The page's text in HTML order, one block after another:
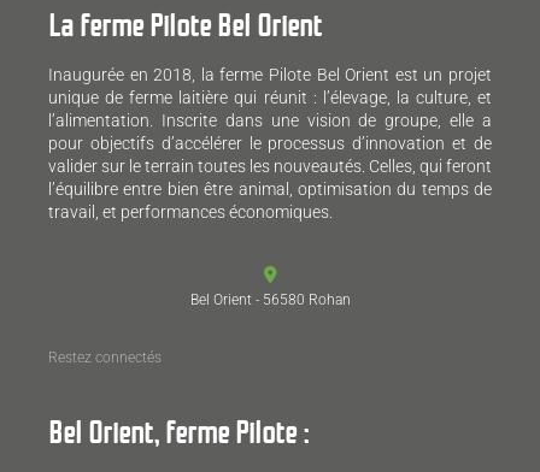
La ferme Pilote Bel Orient
Inaugurée en 2018, la ferme Pilote Bel Orient est un projet
unique de ferme laitière qui réunit : l’élevage, la culture, et
l’alimentation. Inscrite dans une vision de groupe, elle a
pour objectifs d’accélérer le processus d’innovation et de
valider sur le terrain toutes les nouveautés. Celles, qui feront
l’équilibre entre bien être animal, optimisation du temps de
travail, et performances économiques.
Bel Orient - 56580 Rohan
Restez connectés
Bel Orient, ferme Pilote :